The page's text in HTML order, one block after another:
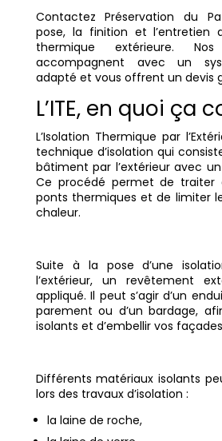
Contactez Préservation du
pose, la finition et l’entretien
thermique extérieure.
accompagnent avec un
adapté et vous offrent un devis
L’ITE, en quoi ça
L’Isolation Thermique par
technique d’isolation qui
bâtiment par l’extérieur avec
Ce procédé permet de traiter
ponts thermiques et de limiter
chaleur.
Suite à la pose d’une
l’extérieur, un revêtement
appliqué. Il peut s’agir d’un
parement ou d’un bardage,
isolants et d’embellir vos
Différents matériaux isolants
lors des travaux d’isolation :
la laine de roche,